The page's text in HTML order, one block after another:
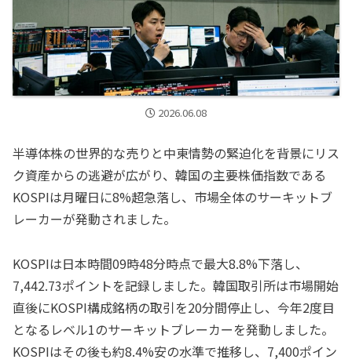
2026.06.08
半導体株の世界的な売りと中東情勢の緊迫化を背景にリス
ク資産からの逃避が広がり、韓国の主要株価指数である
KOSPIは月曜日に8%超急落し、市場全体のサーキットブ
レーカーが発動されました。
KOSPIは日本時間09時48分時点で最大8.8%下落し、
7,442.73ポイントを記録しました。韓国取引所は市場開始
直後にKOSPI構成銘柄の取引を20分間停止し、今年2度目
となるレベル1のサーキットブレーカーを発動しました。
KOSPIはその後も約8.4%安の水準で推移し、7,400ポイン